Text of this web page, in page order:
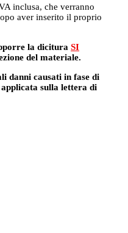
inclusa, che verranno
aver inserito il proprio
la dicitura SI
del materiale.
danni causati in fase di
sulla lettera di